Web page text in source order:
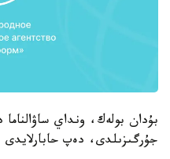
بۇدان بولەك، ونداي ساۋالناما
جۇرگىزىلدى، دەپ حابارلايدى